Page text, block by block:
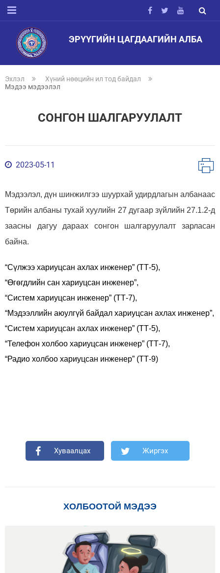
ЭРҮҮГИЙН ЦАГДААГИЙН АЛБА
Эхлэл
Хүний нөөцийн ил тод байдал
Мэдээ мэдээлэл
СОНГОН ШАЛГАРУУЛАЛТ
2023-05-11
Мэдээлэл, дүн шинжилгээ шуурхай удирдлагын албанаас
Төрийн албаны тухай хуулийн 27 дугаар зүйлийн 27.1.2-д
заасны дагуу дараах сонгон шалгаруулалт зарласан
байна.
“Сүлжээ хариуцсан ахлах инженер” (ТТ-5),
“Өгөгдлийн сан хариуцсан инженер”,
“Систем хариуцсан инженер” (ТТ-7),
“Мэдээллийн аюулгүй байдал хариуцсан ахлах инженер”,
“Систем хариуцсан ахлах инженер” (ТТ-5),
“Телефон холбоо хариуцсан инженер” (ТТ-7),
“Радио холбоо хариуцсан инженер” (ТТ-9)
Хуваалцах Жиргэх
ХОЛБООТОЙ МЭДЭЭ